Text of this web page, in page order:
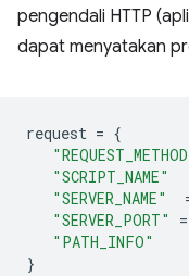
pengendali HTTP
dapat menyatakan
request = {
"SCRIPT_NAME"
"SERVER_NAME"
"SERVER_PORT"
=
"PATH_INFO"
}